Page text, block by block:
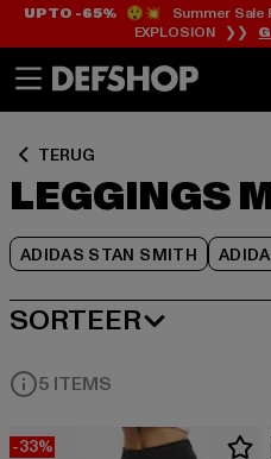
UP TO -65%😲💥 Summer Sale
EXPLOSION ❯❯
TERUG
LEGGINGS
ADIDAS STAN SMITH
SORTEER
MEEST POPULAIRE
5 ITEMS
-33%